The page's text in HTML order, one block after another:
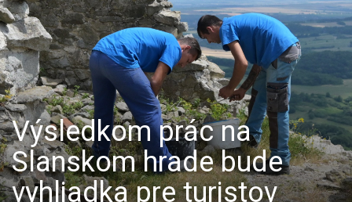
Výsledkom prác na
Slanskom hrade bude
vyhliadka pre turistov